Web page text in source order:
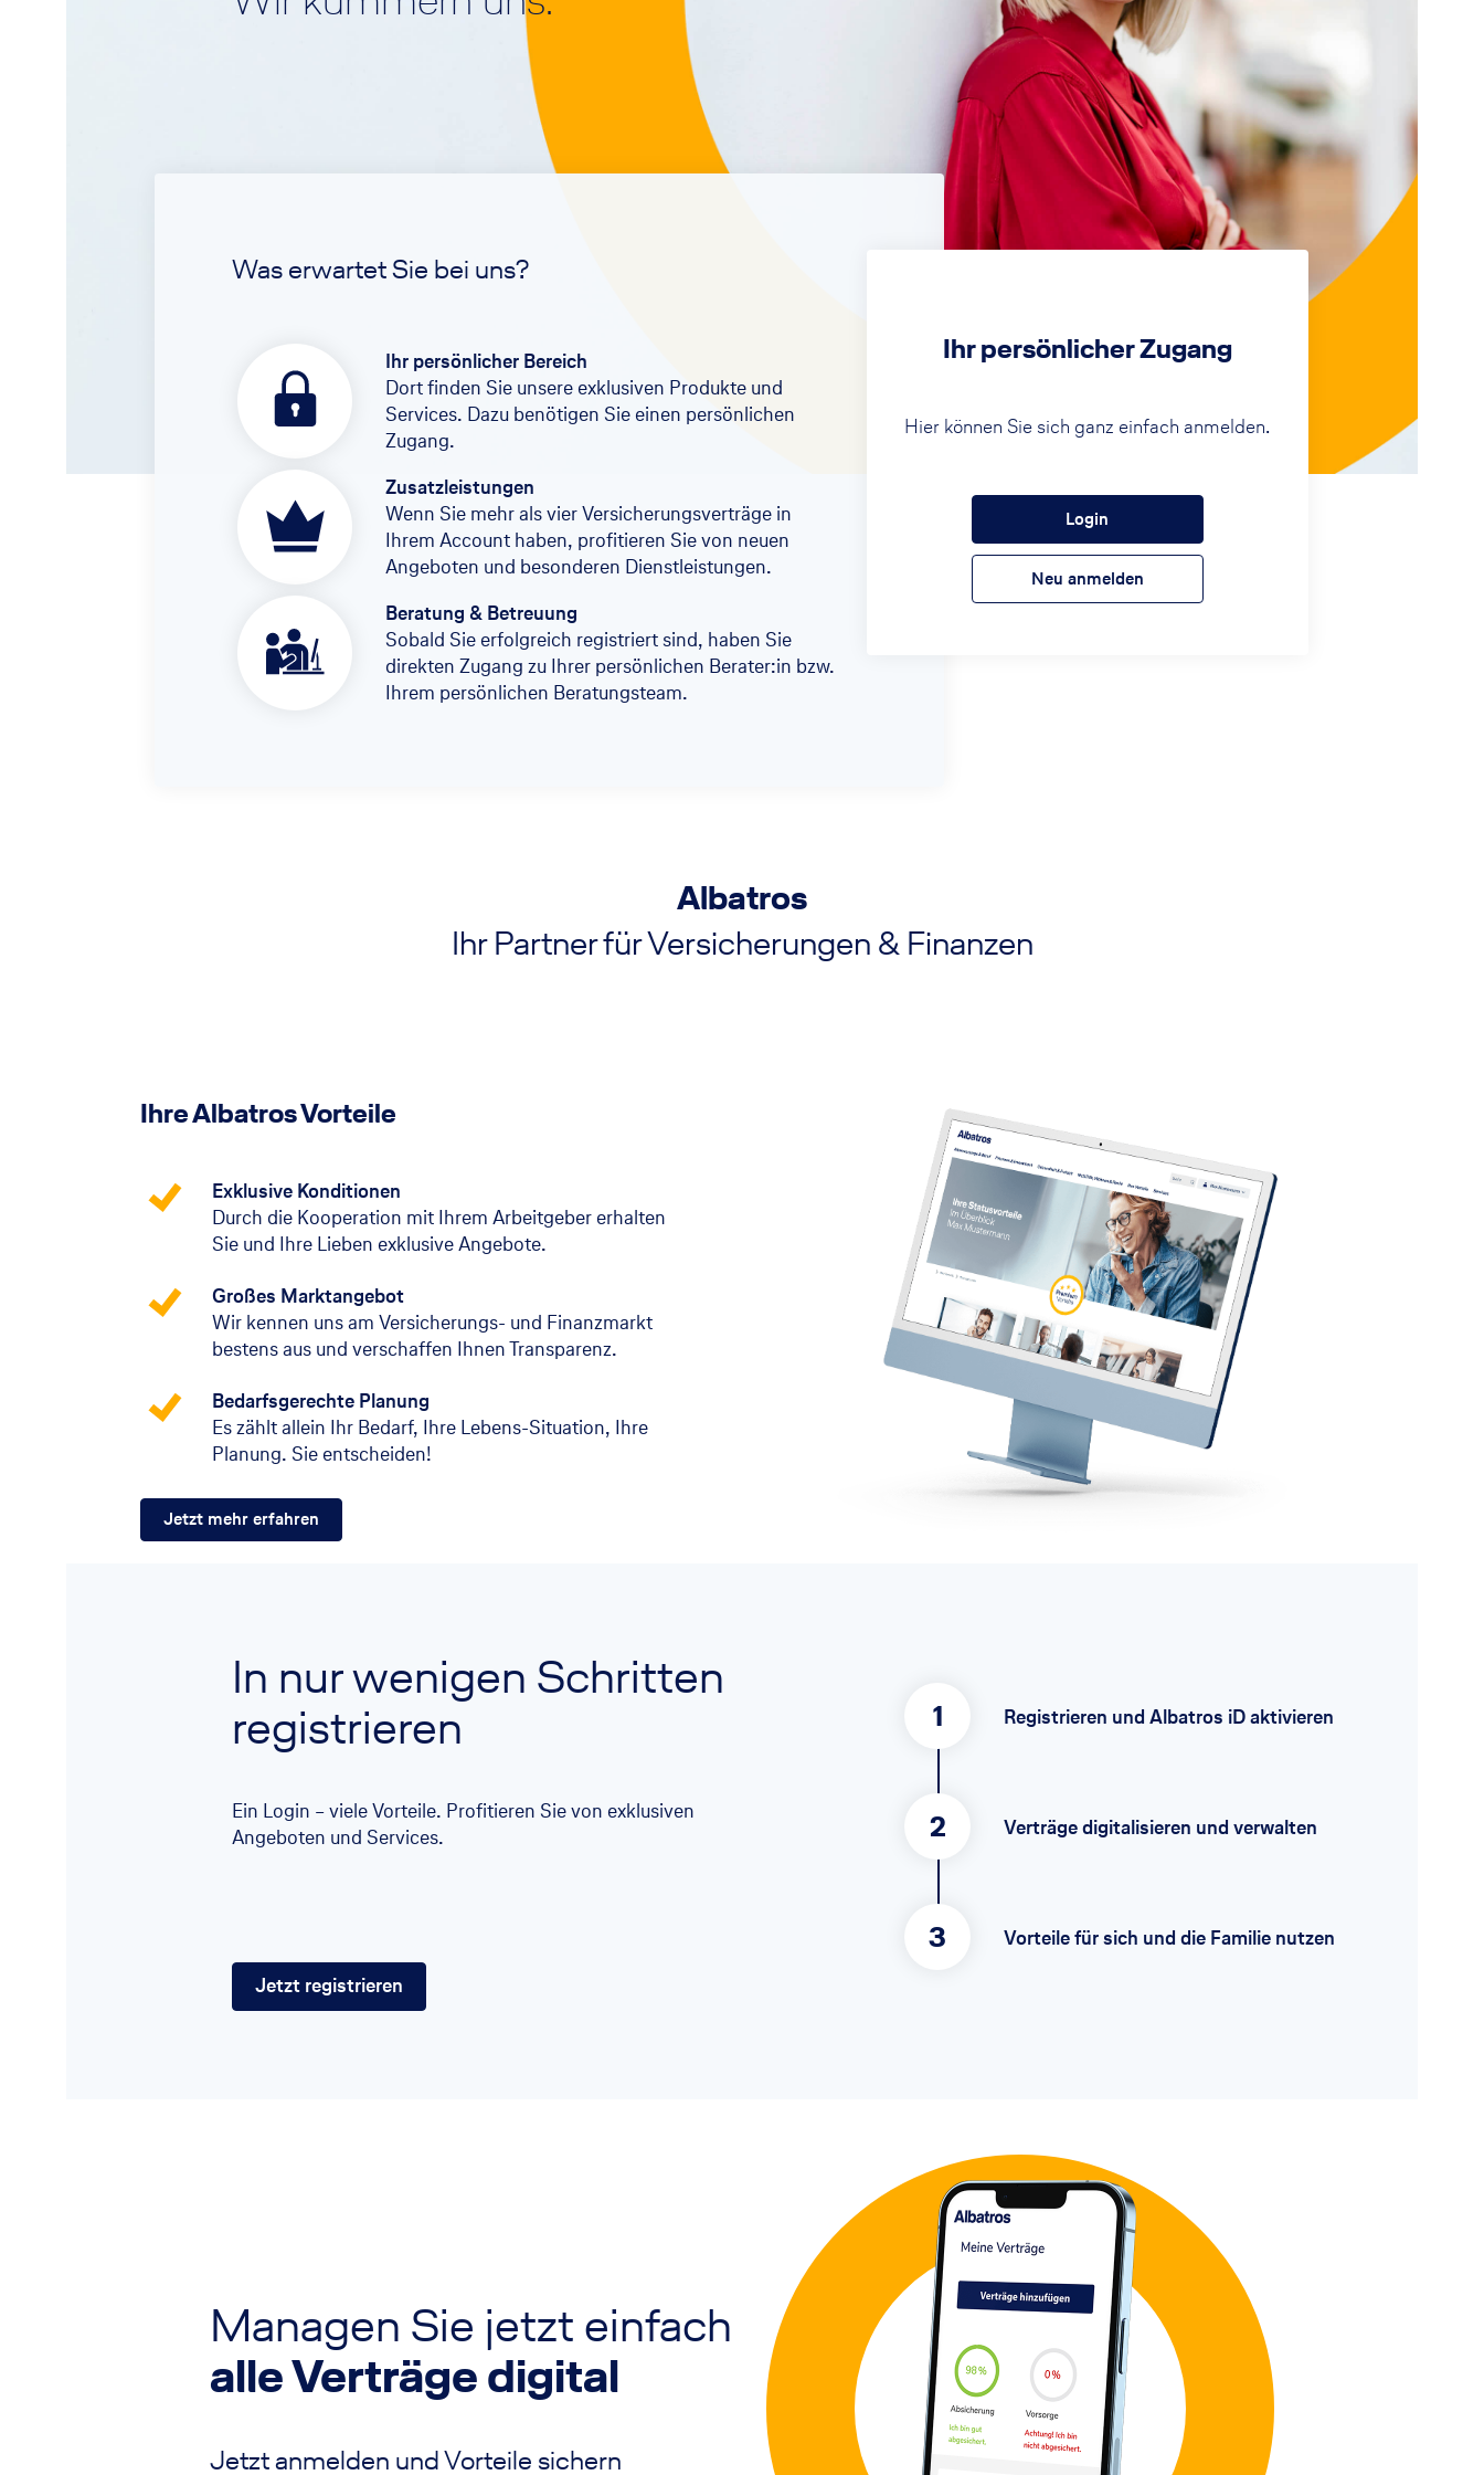
Girokonto
Unfall
Unfallversicherung
Rechtsschutzversicherung
Ihr persönlicher Zugang
Hier können Sie sich ganz einfach anmelden.
Login
Neu anmelden
Was erwartet Sie bei uns?
Ihr persönlicher Bereich
Dort finden Sie unsere exklusiven Produkte und
Services. Dazu benötigen Sie einen persönlichen
Zugang.
Zusatzleistungen
Wenn Sie mehr als vier Versicherungsverträge in
Ihrem Account haben, profitieren Sie von neuen
Angeboten und besonderen Dienstleistungen.
Beratung & Betreuung
Sobald Sie erfolgreich registriert sind, haben Sie
direkten Zugang zu Ihrer persönlichen Berater:in bzw.
Ihrem persönlichen Beratungsteam.
Albatros
Ihr Partner für Versicherungen & Finanzen
Ihre Albatros Vorteile
Exklusive Konditionen
Durch die Kooperation mit Ihrem Arbeitgeber erhalten
Sie und Ihre Lieben exklusive Angebote.
Großes Marktangebot
Wir kennen uns am Versicherungs- und Finanzmarkt
bestens aus und verschaffen Ihnen Transparenz.
Bedarfsgerechte Planung
Es zählt allein Ihr Bedarf, Ihre Lebens-Situation, Ihre
Planung. Sie entscheiden!
Jetzt mehr erfahren
In nur wenigen Schritten
registrieren
Ein Login – viele Vorteile. Profitieren Sie von exklusiven
Angeboten und Services.
Jetzt registrieren
1 Registrieren und Albatros iD aktivieren
2 Verträge digitalisieren und verwalten
3 Vorteile für sich und die Familie nutzen
Managen Sie jetzt einfach
alle Verträge digital
Jetzt anmelden und Vorteile sichern